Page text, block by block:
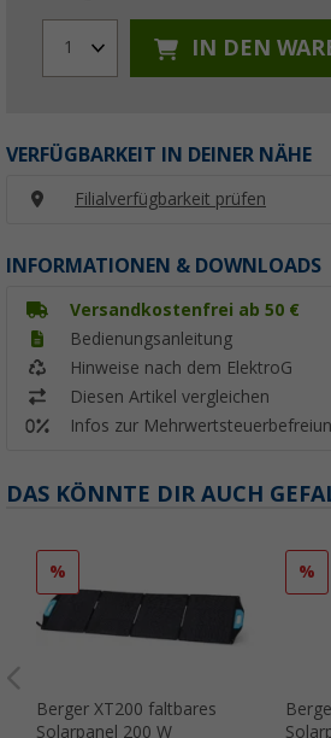
1 IN DEN
VERFÜGBARKEIT IN DEINER NÄHE
Filialverfügbarkeit prüfen
INFORMATIONEN & DOWNLOADS
Versandkostenfrei ab 50 €
Bedienungsanleitung
Hinweise nach dem ElektroG
Diesen Artikel vergleichen
Infos zur
DAS KÖNNTE DIR AUCH
%
Berger XT200 faltbares
Solarpanel 200 W
%